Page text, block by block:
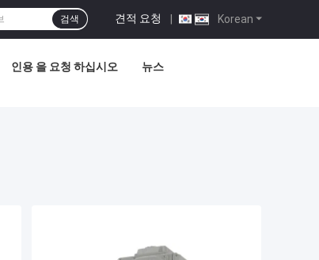
Korean
견적 요청 |
검색
인용 을 요청 하십시오 뉴스